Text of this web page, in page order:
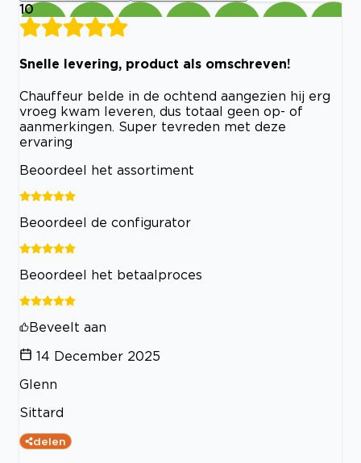
10
Snelle levering, product als omschreven!
Chauffeur belde in de ochtend aangezien hij erg
vroeg kwam leveren, dus totaal geen op- of
aanmerkingen. Super tevreden met deze
ervaring
Beoordeel het assortiment
Beoordeel de configurator
Beoordeel het betaalproces
Beveelt aan
14 December 2025
Glenn
Sittard
delen